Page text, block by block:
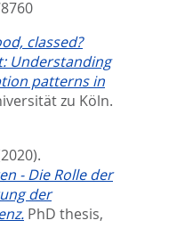
classed?
Understanding
patterns in
zu Köln.
- Die Rolle der
der
PhD thesis,